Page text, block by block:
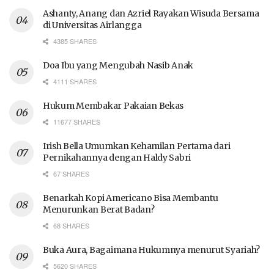
Ashanty, Anang dan Azriel Rayakan Wisuda Bersama
di Universitas Airlangga
4385 SHARES
Doa Ibu yang Mengubah Nasib Anak
4111 SHARES
Hukum Membakar Pakaian Bekas
11677 SHARES
Irish Bella Umumkan Kehamilan Pertama dari
Pernikahannya dengan Haldy Sabri
67 SHARES
Benarkah Kopi Americano Bisa Membantu
Menurunkan Berat Badan?
68 SHARES
Buka Aura, Bagaimana Hukumnya menurut Syariah?
5620 SHARES